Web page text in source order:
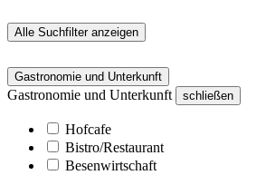
Alle Suchfilter anzeigen
Gastronomie und Unterkunft
Gastronomie und Unterkunft schließen
Hofcafe
Bistro/Restaurant
Besenwirtschaft